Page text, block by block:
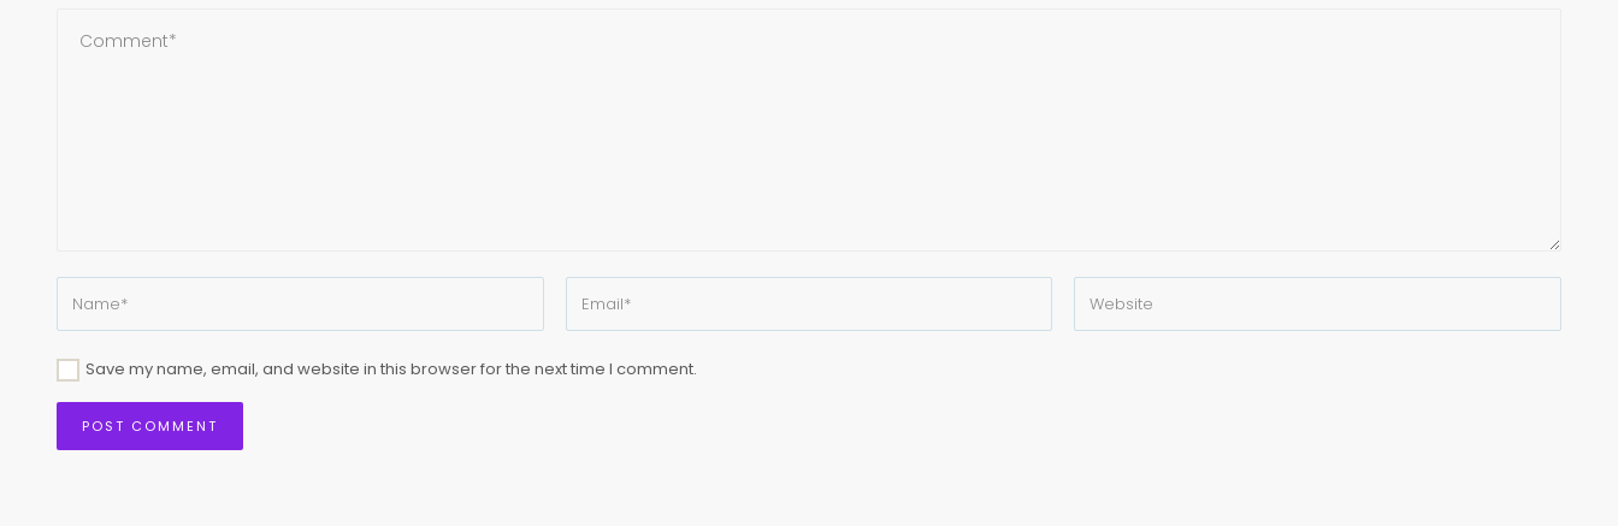
Save my name, email, and website in this browser for the next time I comment.